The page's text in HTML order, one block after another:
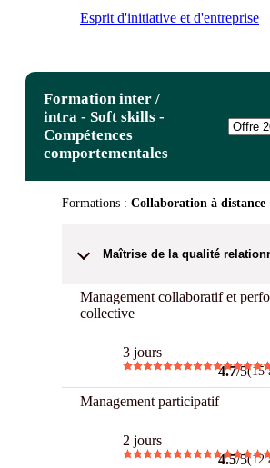
Esprit d'initiative et d'entreprise
Formation inter /
intra - Soft skills -
Compétences
comportementales
Formations : Collaboration à distance
Maîtrise de la qualité
Management collaboratif et
collective
3 jours
4.7/5(15
Management participatif
2 jours
4.5/5(12